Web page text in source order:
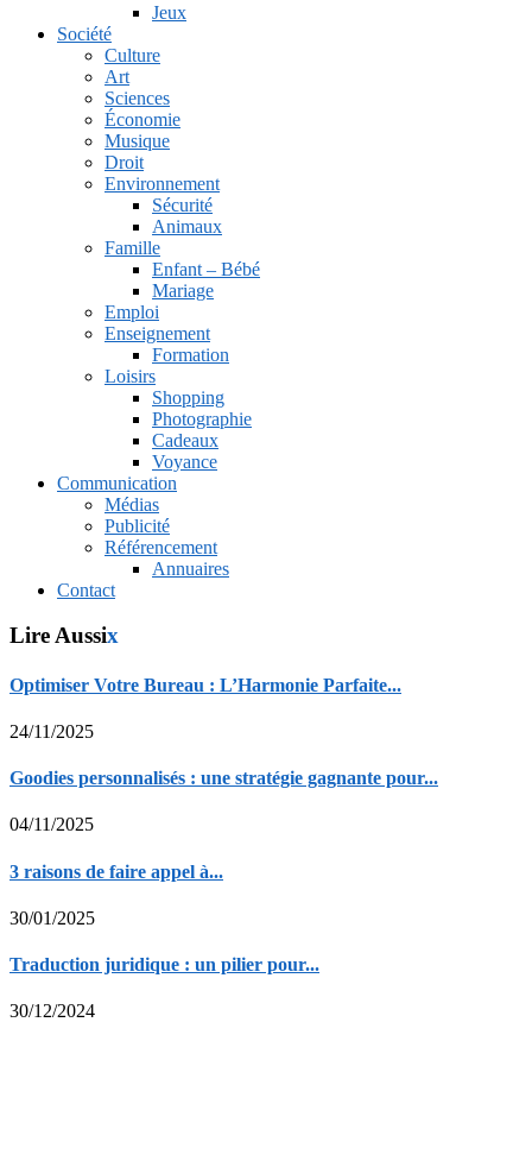
Jeux
Société
Culture
Art
Sciences
Économie
Musique
Droit
Environnement
Sécurité
Animaux
Famille
Enfant – Bébé
Mariage
Emploi
Enseignement
Formation
Loisirs
Shopping
Photographie
Cadeaux
Voyance
Communication
Médias
Publicité
Référencement
Annuaires
Contact
Lire Aussix
Optimiser Votre Bureau : L’Harmonie Parfaite...
24/11/2025
Goodies personnalisés : une stratégie gagnante pour...
04/11/2025
3 raisons de faire appel à...
30/01/2025
Traduction juridique : un pilier pour...
30/12/2024